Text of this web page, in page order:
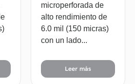
microperforada de
alto rendimiento de
6.0 mil (150 micras)
con un lado...
Leer más